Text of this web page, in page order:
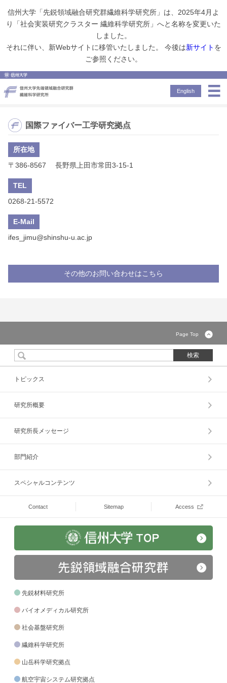
信州大学「先鋭領域融合研究群繊維科学研究所」は、2025年4月よ
り「社会実装研究クラスター 繊維科学研究所」へと名称を変更いた
しました。
それに伴い、新Webサイトに移管いたしました。 今後は新サイト を
ご参照ください。
English
Contact
国際ファイバー工学研究拠点
所在地
〒386-8567 長野県上田市常田3-15-1
TEL
0268-21-5572
E-Mail
ifes_jimu@shinshu-u.ac.jp
その他のお問い合わせはこちら
Page Top
トピックス
研究所概要
研究所長メッセージ
部門紹介
スペシャルコンテンツ
Contact Sitemap Access
先鋭材料研究所
バイオメディカル研究所
社会基盤研究所
繊維科学研究所
山岳科学研究拠点
航空宇宙システム研究拠点